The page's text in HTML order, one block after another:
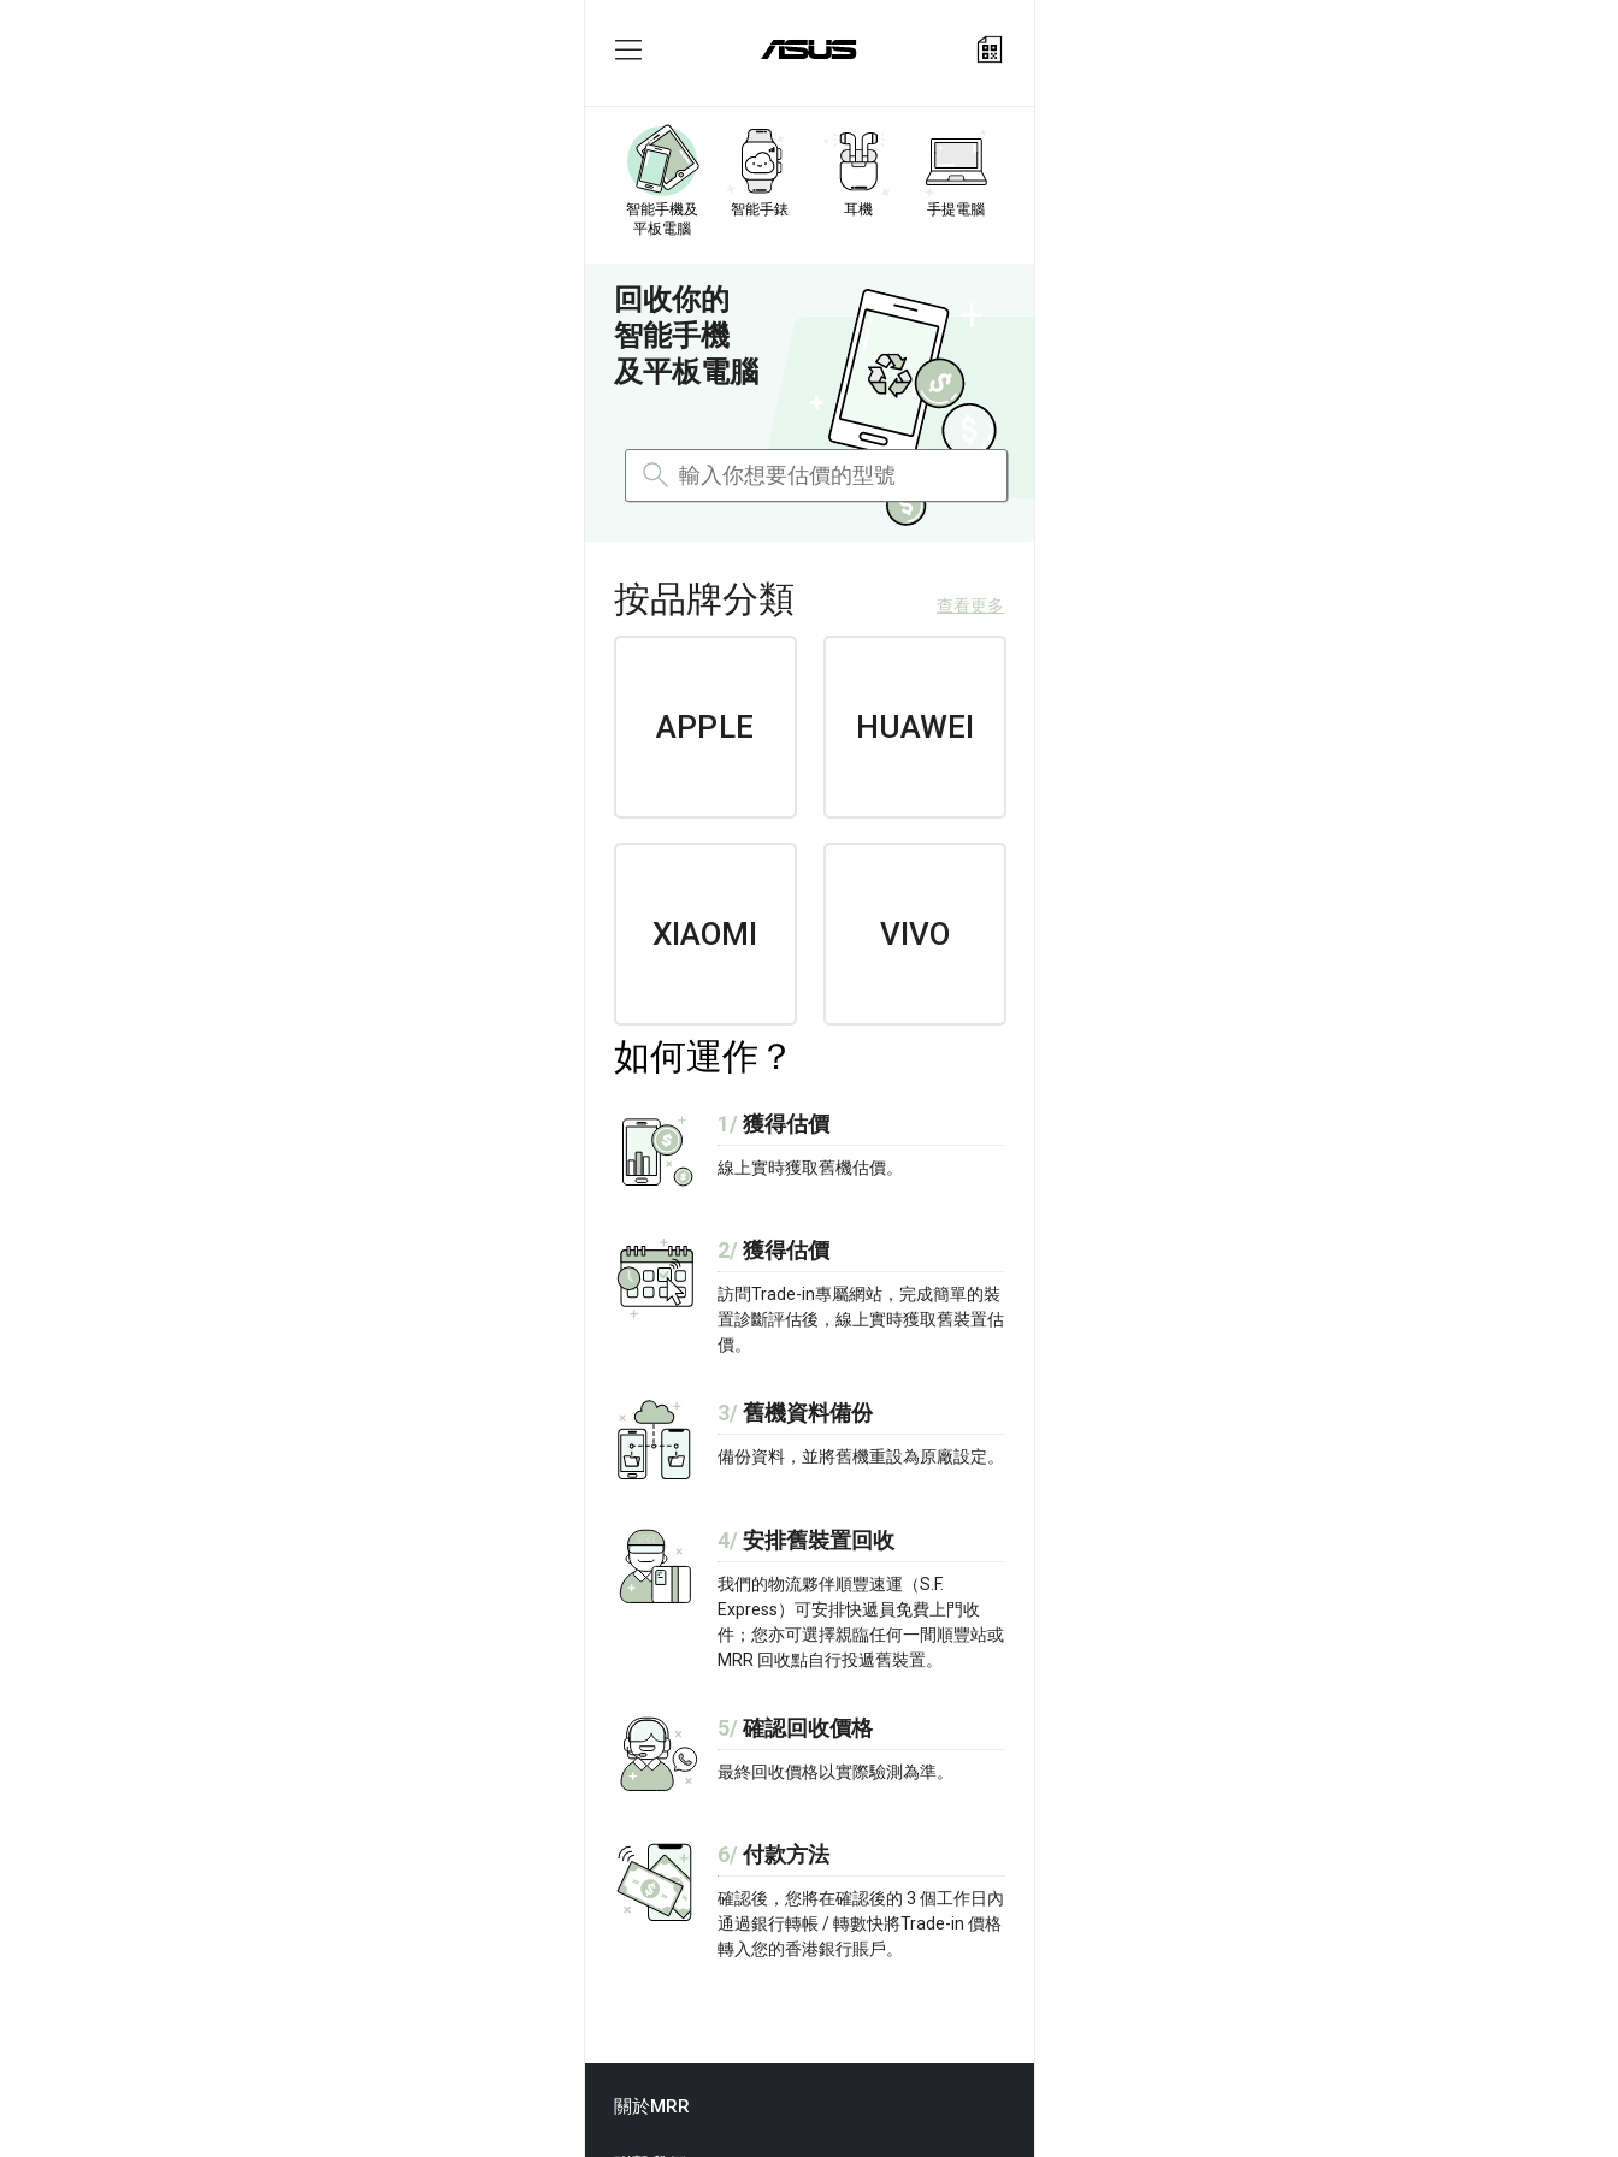
回收舊機
如何運作？
聯繫我們
順豐速運寄件程序
智能手機及
平板電腦
智能手錶 耳機 手提電腦
回收你的
智能手機
及平板電腦
按品牌分類 查看更多
APPLE HUAWEI
XIAOMI VIVO
如何運作？
1/ 獲得估價
線上實時獲取舊機估價。
2/ 獲得估價
訪問Trade-in專屬網站，完成簡單的裝
置診斷評估後，線上實時獲取舊裝置估
價。
3/ 舊機資料備份
備份資料，並將舊機重設為原廠設定。
4/ 安排舊裝置回收
我們的物流夥伴順豐速運（S.F.
Express）可安排快遞員免費上門收
件；您亦可選擇親臨任何一間順豐站或
MRR 回收點自行投遞舊裝置。
5/ 確認回收價格
最終回收價格以實際驗測為準。
6/ 付款方法
確認後，您將在確認後的 3 個工作日內
通過銀行轉帳 / 轉數快將Trade-in 價格
轉入您的香港銀行賬戶。
關於MRR